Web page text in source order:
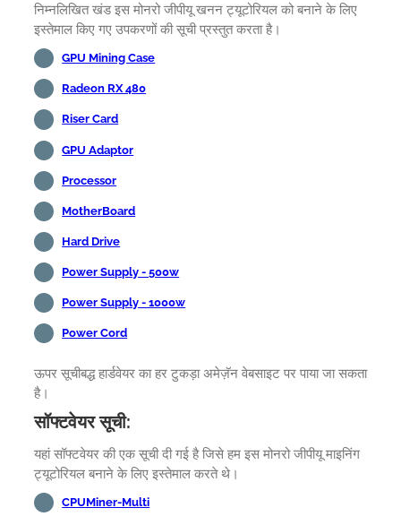
निम्नलिखित खंड इस मोनरो जीपीयू खनन ट्यूटोरियल को बनाने के लिए
इस्तेमाल किए गए उपकरणों की सूची प्रस्तुत करता है।
GPU Mining Case
Radeon RX 480
Riser Card
GPU Adaptor
Processor
MotherBoard
Hard Drive
Power Supply - 500w
Power Supply - 1000w
Power Cord
ऊपर सूचीबद्ध हार्डवेयर का हर टुकड़ा अमेज़ॅन वेबसाइट पर पाया जा सकता
है।
सॉफ्टवेयर सूची:
यहां सॉफ्टवेयर की एक सूची दी गई है जिसे हम इस मोनरो जीपीयू माइनिंग
ट्यूटोरियल बनाने के लिए इस्तेमाल करते थे।
CPUMiner-Multi